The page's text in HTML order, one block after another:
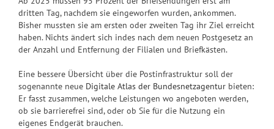
dritten Tag, nachdem sie eingeworfen wurden, ankommen.
Bisher mussten sie am ersten oder zweiten Tag ihr Ziel erreicht
haben. Nichts ändert sich indes nach dem neuen Postgesetz an
der Anzahl und Entfernung der Filialen und Briefkästen.
Eine bessere Übersicht über die Postinfrastruktur soll der
sogenannte neue Digitale Atlas der Bundesnetzagentur bieten:
Er fasst zusammen, welche Leistungen wo angeboten werden,
ob sie barrierefrei sind, oder ob Sie für die Nutzung ein
eigenes Endgerät brauchen.